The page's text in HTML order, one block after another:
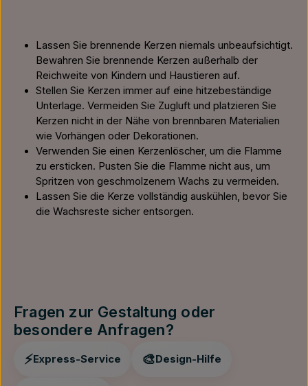
Lassen Sie brennende Kerzen niemals unbeaufsichtigt.
Bewahren Sie brennende Kerzen außerhalb der
Reichweite von Kindern und Haustieren auf.
Stellen Sie Kerzen immer auf eine hitzebeständige
Unterlage. Vermeiden Sie Zugluft und platzieren Sie
Kerzen nicht in der Nähe von brennbaren Materialien
wie Vorhängen oder Dekorationen.
Verwenden Sie einen Kerzenlöscher, um die Flamme
zu ersticken. Pusten Sie die Flamme nicht aus, um
Spritzen von geschmolzenem Wachs zu vermeiden.
Lassen Sie die Kerze vollständig auskühlen, bevor Sie
die Wachsreste sicher entsorgen.
Fragen zur Gestaltung oder
besondere Anfragen?
⚡Express-Service 🎨Design-Hilfe